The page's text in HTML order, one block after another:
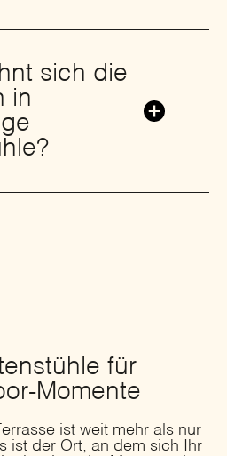
sich die
in
für
Momente
ist weit mehr als nur
ist der Ort, an dem sich Ihr